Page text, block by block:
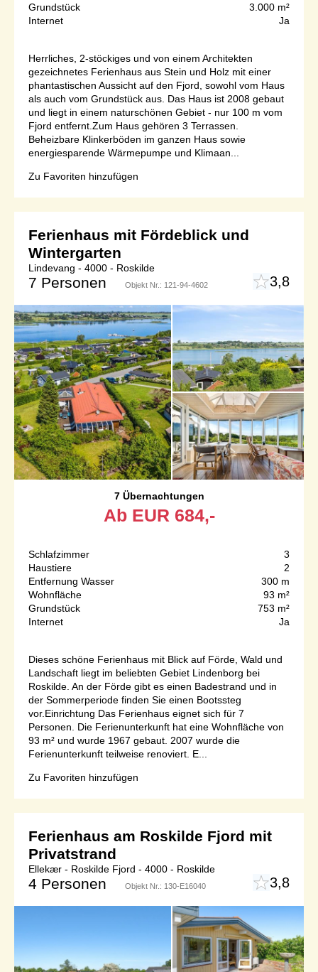
Grundstück
3.000 m²
Internet
Ja
Herrliches, 2-stöckiges und von einem Architekten
gezeichnetes Ferienhaus aus Stein und Holz mit einer
phantastischen Aussicht auf den Fjord, sowohl vom Haus
als auch vom Grundstück aus. Das Haus ist 2008 gebaut
und liegt in einem naturschönen Gebiet - nur 100 m vom
Fjord entfernt.Zum Haus gehören 3 Terrassen.
Beheizbare Klinkerböden im ganzen Haus sowie
energiesparende Wärmepumpe und Klimaan...
Zu Favoriten hinzufügen
Ferienhaus mit Fördeblick und
Wintergarten
Lindevang - 4000 - Roskilde
7 Personen Objekt Nr.: 121-94-4602 3,8
7 Übernachtungen
Ab EUR 684,-
Schlafzimmer
3
Haustiere
2
Entfernung Wasser
300 m
Wohnfläche
93 m²
Grundstück
753 m²
Internet
Ja
Dieses schöne Ferienhaus mit Blick auf Förde, Wald und
Landschaft liegt im beliebten Gebiet Lindenborg bei
Roskilde. An der Förde gibt es einen Badestrand und in
der Sommerperiode finden Sie einen Bootssteg
vor.Einrichtung Das Ferienhaus eignet sich für 7
Personen. Die Ferienunterkunft hat eine Wohnfläche von
93 m² und wurde 1967 gebaut. 2007 wurde die
Ferienunterkunft teilweise renoviert. E...
Zu Favoriten hinzufügen
Ferienhaus am Roskilde Fjord mit
Privatstrand
Ellekær - Roskilde Fjord - 4000 - Roskilde
4 Personen Objekt Nr.: 130-E16040 3,8